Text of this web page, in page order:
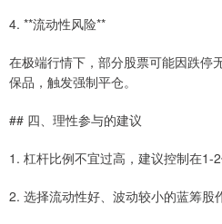
4. **流动性风险**
在极端行情下，部分股票可能因跌停
保品，触发强制平仓。
## 四、理性参与的建议
1. 杠杆比例不宜过高，建议控制在1-2
2. 选择流动性好、波动较小的蓝筹股